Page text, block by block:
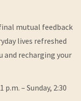
mutual feedback
lives refreshed
and recharging your
– Sunday, 2:30